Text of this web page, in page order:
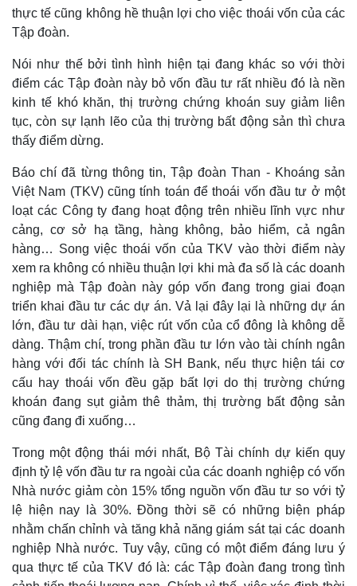
Doanh nghiệp
Thông tin doanh nghiệp
Doanh nghiệp 24h
Doanh nhân
Vì cộng đồng
Công nghệ
Tin Công nghệ
Trải nghiệm
Chuyển đổi số
Sức khỏe
Dinh dưỡng - món ngon
Cây thuốc
Sản phụ khoa
Nhi khoa
Nam khoa
Làm đẹp - giảm cân
Đời sống
Nhà đẹp
Blog
Tình yêu - Gia đình
thực tế cũng không hề thuận lợi cho việc thoái vốn của các
Tập đoàn.
Nói như thế bởi tình hình hiện tại đang khác so với thời
điểm các Tập đoàn này bỏ vốn đầu tư rất nhiều đó là nền
kinh tế khó khăn, thị trường chứng khoán suy giảm liên
tục, còn sự lạnh lẽo của thị trường bất động sản thì chưa
thấy điểm dừng.
Báo chí đã từng thông tin, Tập đoàn Than - Khoáng sản
Việt Nam (TKV) cũng tính toán để thoái vốn đầu tư ở một
loạt các Công ty đang hoạt động trên nhiều lĩnh vực như
cảng, cơ sở hạ tầng, hàng không, bảo hiểm, cả ngân
hàng… Song việc thoái vốn của TKV vào thời điểm này
xem ra không có nhiều thuận lợi khi mà đa số là các doanh
nghiệp mà Tập đoàn này góp vốn đang trong giai đoạn
triển khai đầu tư các dự án. Vả lại đây lại là những dự án
lớn, đầu tư dài hạn, việc rút vốn của cổ đông là không dễ
dàng. Thậm chí, trong phần đầu tư lớn vào tài chính ngân
hàng với đối tác chính là SH Bank, nếu thực hiện tái cơ
cấu hay thoái vốn đều gặp bất lợi do thị trường chứng
khoán đang sụt giảm thê thảm, thị trường bất động sản
cũng đang đi xuống…
Trong một động thái mới nhất, Bộ Tài chính dự kiến quy
định tỷ lệ vốn đầu tư ra ngoài của các doanh nghiệp có vốn
Nhà nước giảm còn 15% tổng nguồn vốn đầu tư so với tỷ
lệ hiện nay là 30%. Đồng thời sẽ có những biện pháp
nhằm chấn chỉnh và tăng khả năng giám sát tại các doanh
nghiệp Nhà nước. Tuy vậy, cũng có một điểm đáng lưu ý
qua thực tế của TKV đó là: các Tập đoàn đang trong tình